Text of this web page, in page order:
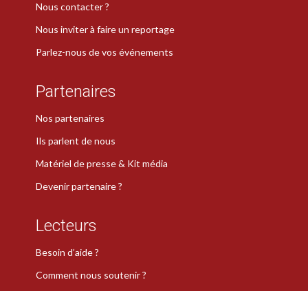
Nous contacter ?
Nous inviter à faire un reportage
Parlez-nous de vos événements
Partenaires
Nos partenaires
Ils parlent de nous
Matériel de presse & Kit média
Devenir partenaire ?
Lecteurs
Besoin d’aide ?
Comment nous soutenir ?